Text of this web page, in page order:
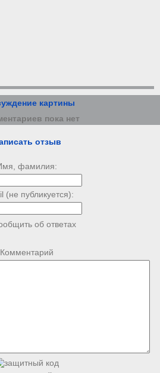
картины
пока нет
отзыв
фамилия:
(не публикуется):
об ответах
Комментарий